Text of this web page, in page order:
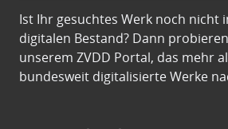
Ist Ihr gesuchtes Werk noch nicht
digitalen Bestand? Dann
unserem ZVDD Portal, das mehr
bundesweit digitalisierte Werke